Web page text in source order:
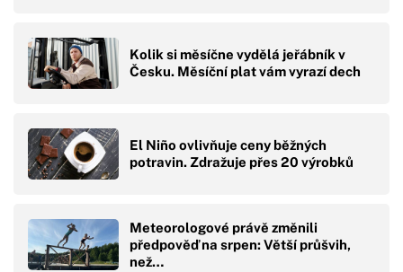
Kolik si měsíčne vydělá jeřábník v
Česku. Měsíční plat vám vyrazí dech
El Niño ovlivňuje ceny běžných
potravin. Zdražuje přes 20 výrobků
Meteorologové právě změnili
předpověď na srpen: Větší průšvih,
než…